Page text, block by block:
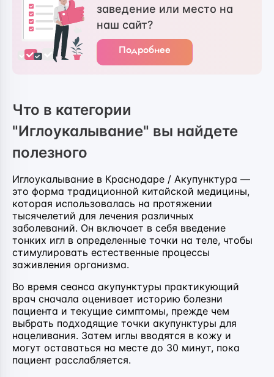
заведение или место на
наш сайт?
Подробнее
Что в категории
"Иглоукалывание" вы найдете
полезного
Иглоукалывание в Краснодаре / Акупунктура —
это форма традиционной китайской медицины,
которая использовалась на протяжении
тысячелетий для лечения различных
заболеваний. Он включает в себя введение
тонких игл в определенные точки на теле, чтобы
стимулировать естественные процессы
заживления организма.
Во время сеанса акупунктуры практикующий
врач сначала оценивает историю болезни
пациента и текущие симптомы, прежде чем
выбрать подходящие точки акупунктуры для
нацеливания. Затем иглы вводятся в кожу и
могут оставаться на месте до 30 минут, пока
пациент расслабляется.